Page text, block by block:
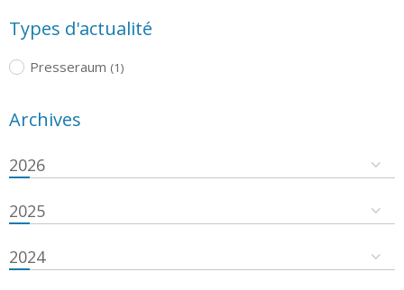
Types d'actualité
Presseraum (1)
Archives
2026
2025
2024